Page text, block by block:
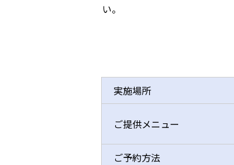
い。
実施場所
ご提供メニュー
ご予約方法